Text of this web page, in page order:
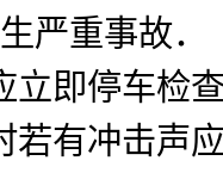
严重事故．
立即停车检
若有冲击声